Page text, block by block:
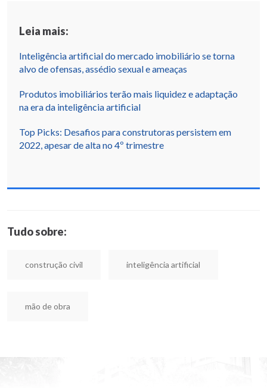
Leia mais:
Inteligência artificial do mercado imobiliário se torna
alvo de ofensas, assédio sexual e ameaças
Produtos imobiliários terão mais liquidez e adaptação
na era da inteligência artificial
Top Picks: Desafios para construtoras persistem em
2022, apesar de alta no 4º trimestre
Tudo sobre:
construção civil inteligência artificial
mão de obra